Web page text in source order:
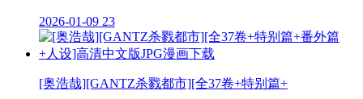
2026-01-09 23
[奥浩哉][GANTZ杀戮都市][全37卷+特别篇+